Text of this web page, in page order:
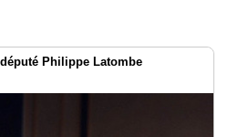
Philippe Latombe